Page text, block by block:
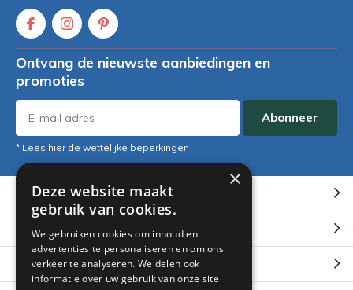
Ontvang de nieuwste aanbiedingen en
promoties
Abonneer
* Lees hier de wettelijke beperkingen
Klantenservice
Mijn account
Categorieën
×
Deze website maakt
gebruik van cookies.
We gebruiken cookies om inhoud en
advertenties te personaliseren en om ons
verkeer te analyseren. We delen ook
informatie over uw gebruik van onze site